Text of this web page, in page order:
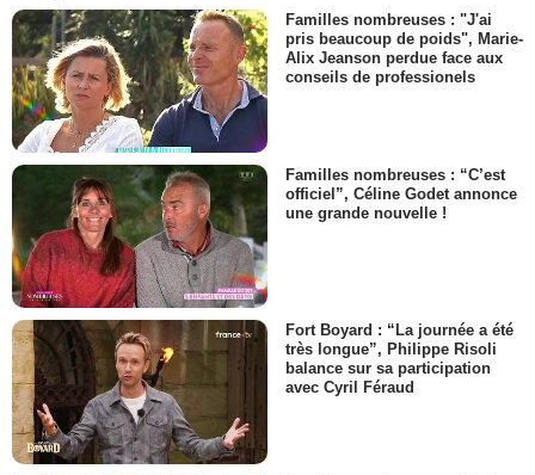
Familles nombreuses : "J'ai
pris beaucoup de poids", Marie-
Alix Jeanson perdue face aux
conseils de professionels
Familles nombreuses : “C’est
officiel”, Céline Godet annonce
une grande nouvelle !
Fort Boyard : “La journée a été
très longue”, Philippe Risoli
balance sur sa participation
avec Cyril Féraud